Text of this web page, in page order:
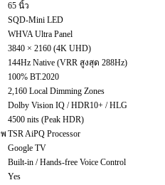
65 นิ้ว
SQD-Mini LED
WHVA Ultra Panel
3840 × 2160 (4K UHD)
144Hz Native (VRR สูงสุด 288Hz)
100% BT.2020
2,160 Local Dimming Zones
Dolby Vision IQ / HDR10+ / HLG
4500 nits (Peak HDR)
TSR AiPQ Processor
Google TV
Built-in / Hands-free Voice Control
Yes